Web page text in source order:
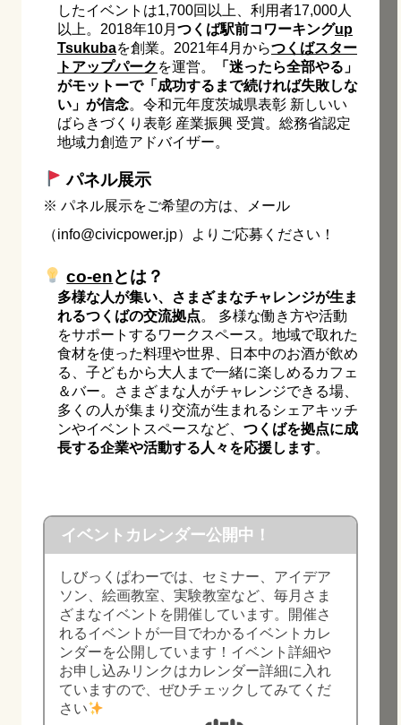
したイベントは1,700回以上、利用者17,000人
以上。2018年10月 つくば駅前コワーキングup
Tsukubaを創業。2021年4月からつくばスター
トアップパーク を運営。
「迷ったら全部やる」
がモットーで「成功するまで続ければ失敗しな
い」が信念。令和元年度茨城県表彰 新しいい
ばらきづくり表彰 産業振興 受賞。総務省認定
地域力創造アドバイザー。
パネル展示
※ パネル展示をご希望の方は、メール
（info@civicpower.jp）よりご応募ください！
co-enとは？
多様な人が集い、さまざまなチャレンジが生ま
れるつくばの交流拠点。 多様な働き方や活動
をサポートするワークスペース。地域で取れた
食材を使った料理や世界、日本中のお酒が飲め
る、子どもから大人まで一緒に楽しめるカフェ
＆バー。さまざまな人がチャレンジできる場、
多くの人が集まり交流が生まれるシェアキッチ
ンやイベントスペースなど、 つくばを拠点に成
長する企業や活動する人々を応援します。
イベントカレンダー公開中！
しびっくぱわーでは、セミナー、アイデア
ソン、絵画教室、実験教室など、毎月さま
ざまなイベントを開催しています。開催さ
れるイベントが一目でわかるイベントカレ
ンダーを公開しています！イベント詳細や
お申し込みリンクはカレンダー詳細に入れ
ていますので、ぜひチェックしてみてくだ
さい